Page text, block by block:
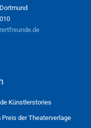
Künstlerstories
der Theaterverlage